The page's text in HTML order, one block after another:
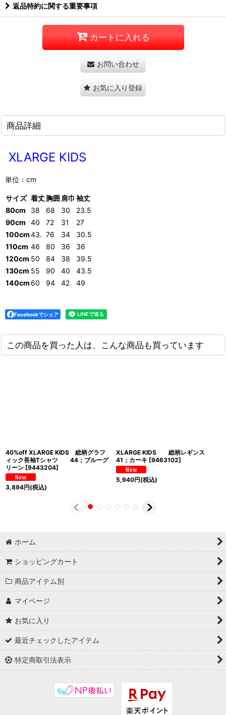
返品特約に関する重要事項
カートに入れる
お問い合わせ
お気に入り登録
商品詳細
XLARGE KIDS
単位：cm
サイズ 着丈胸囲 肩巾 袖丈
80cm
38 68 30
23.5
90cm
40 72 31
27
100cm43. 76 34
30.5
110cm 46 80 36
36
120cm 50 84 38
39.5
130cm 55 90 40
43.5
140cm 60 94 42 49
Facebookでシェア
この商品を買った人は、こんな商品も買っています
40%off XLARGE KIDS 総柄グラフ
ィック長袖Tシャツ 44；ブルーグ
リーン [9443204]
3,894円(税込)
XLARGE KIDS 総柄レギンス
41；カーキ [9463102]
5,940円(税込)
ホーム
ショッピングカート
商品アイテム別
マイページ
お気に入り
最近チェックしたアイテム
特定商取引法表示